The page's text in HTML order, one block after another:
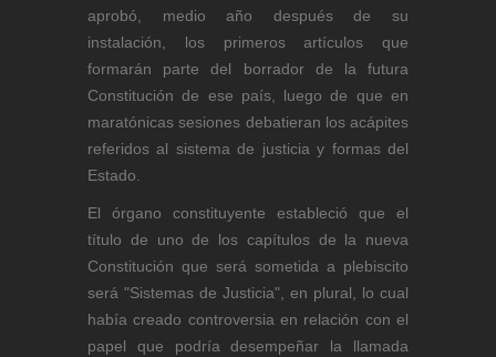
aprobó, medio año después de su
instalación, los primeros artículos que
formarán parte del borrador de la futura
Constitución de ese país, luego de que en
maratónicas sesiones debatieran los acápites
referidos al sistema de justicia y formas del
Estado.
El órgano constituyente estableció que el
título de uno de los capítulos de la nueva
Constitución que será sometida a plebiscito
será "Sistemas de Justicia", en plural, lo cual
había creado controversia en relación con el
papel que podría desempeñar la llamada